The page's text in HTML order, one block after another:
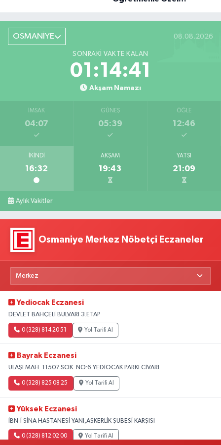
OSMANİYE 08.08.2026
SONRAKI VAKTE KALAN
01:14:41
Akşam Namazı
İMSAK
04:07
GÜNEŞ
05:39
ÖĞLE
12:46
İKINDI
16:32
AKŞAM
19:43
YATSI
21:09
Aylık Vakitler
Osmaniye Merkez Nöbetçi Eczaneler
Yediocak Eczanesi
DEVLET BAHÇELİ BULVARI 3.ETAP
0 (328) 814 20 51 Yol Tarifi Al
Bayrak Eczanesi
ULAŞI MAH. 11507 SOK. NO:6 YEDİOCAK PARKI CİVARI
0 (328) 825 08 25 Yol Tarifi Al
Yüksek Eczanesi
İBN-İ SİNA HASTANESİ YANI,ASKERLİK ŞUBESİ KARŞISI
0 (328) 812 02 00 Yol Tarifi Al